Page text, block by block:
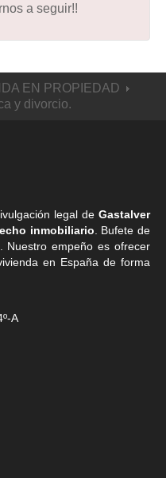
a seguir!!
EN PROPIEDAD
y divorcio.
legal de Gastalver
inmobiliario . Bufete de
Nuestro empeño es ofrecer
en España de forma
A